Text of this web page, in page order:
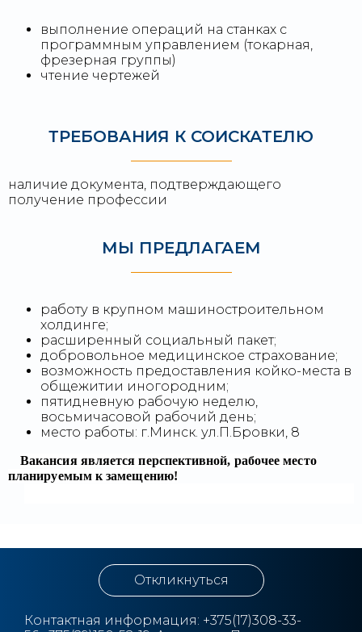
выполнение операций на станках с
программным управлением (токарная,
фрезерная группы)
чтение чертежей
ТРЕБОВАНИЯ К СОИСКАТЕЛЮ
наличие документа, подтверждающего
получение профессии
МЫ ПРЕДЛАГАЕМ
работу в крупном машиностроительном
холдинге;
расширенный социальный пакет;
добровольное медицинское страхование;
возможность предоставления койко-места в
общежитии иногородним;
пятидневную рабочую неделю,
восьмичасовой рабочий день;
место работы: г.Минск. ул.П.Бровки, 8
Вакансия является перспективной, рабочее место
планируемым к замещению!
Откликнуться
Контактная информация: +375(17)308-33-